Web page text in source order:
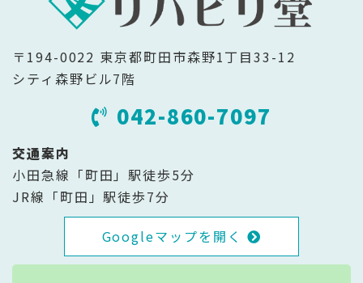
〒194-0022 東京都町田市森野1丁目33-12
シティ森野ビル7階
042-860-7097
交通案内
小田急線「町田」駅徒歩5分
JR線「町田」駅徒歩7分
Googleマップを開く